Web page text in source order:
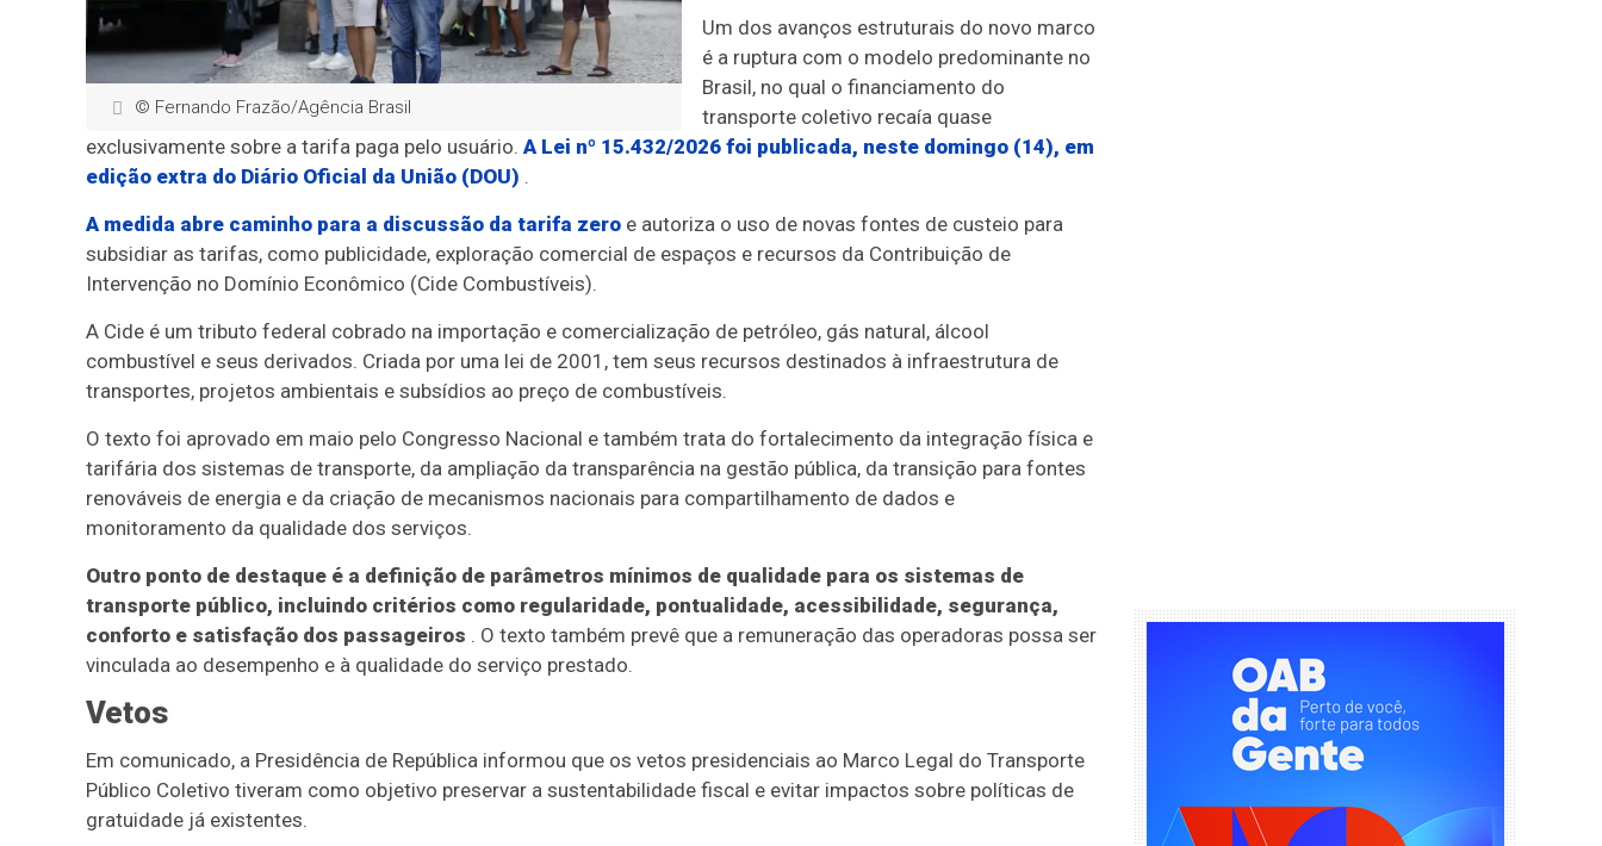
© Fernando Frazão/Agência Brasil
Um dos avanços estruturais do novo marco
é a ruptura com o modelo predominante no
Brasil, no qual o financiamento do
transporte coletivo recaía quase
exclusivamente sobre a tarifa paga pelo usuário. A Lei nº 15.432/2026 foi publicada, neste domingo (14), em
edição extra do Diário Oficial da União (DOU) .
A medida abre caminho para a discussão da tarifa zero e autoriza o uso de novas fontes de custeio para
subsidiar as tarifas, como publicidade, exploração comercial de espaços e recursos da Contribuição de
Intervenção no Domínio Econômico (Cide Combustíveis).
A Cide é um tributo federal cobrado na importação e comercialização de petróleo, gás natural, álcool
combustível e seus derivados. Criada por uma lei de 2001, tem seus recursos destinados à infraestrutura de
transportes, projetos ambientais e subsídios ao preço de combustíveis.
O texto foi aprovado em maio pelo Congresso Nacional e também trata do fortalecimento da integração física e
tarifária dos sistemas de transporte, da ampliação da transparência na gestão pública, da transição para fontes
renováveis de energia e da criação de mecanismos nacionais para compartilhamento de dados e
monitoramento da qualidade dos serviços.
Outro ponto de destaque é a definição de parâmetros mínimos de qualidade para os sistemas de
transporte público, incluindo critérios como regularidade, pontualidade, acessibilidade, segurança,
conforto e satisfação dos passageiros . O texto também prevê que a remuneração das operadoras possa ser
vinculada ao desempenho e à qualidade do serviço prestado.
Vetos
Em comunicado, a Presidência de República informou que os vetos presidenciais ao Marco Legal do Transporte
Público Coletivo tiveram como objetivo preservar a sustentabilidade fiscal e evitar impactos sobre políticas de
gratuidade já existentes.